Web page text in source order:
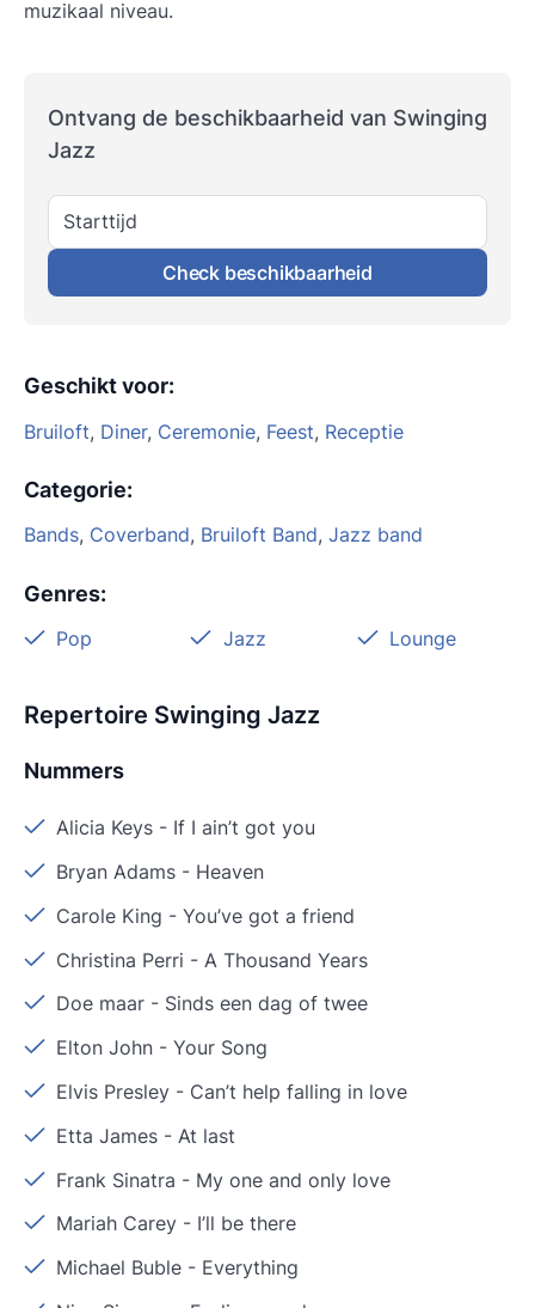
muzikaal niveau.
Ontvang de beschikbaarheid van Swinging
Jazz
Starttijd
Check beschikbaarheid
Geschikt voor:
Bruiloft, Diner, Ceremonie, Feest, Receptie
Categorie:
Bands, Coverband, Bruiloft Band, Jazz band
Genres:
Pop Jazz Lounge
Repertoire Swinging Jazz
Nummers
Alicia Keys - If I ain’t got you
Bryan Adams - Heaven
Carole King -You’ve got a friend
Christina Perri - A Thousand Years
Doe maar - Sinds een dag of twee
Elton John -Your Song
Elvis Presley - Can’t help falling in love
Etta James - At last
Frank Sinatra - My one and only love
Mariah Carey - I’ll be there
Michael Buble - Everything